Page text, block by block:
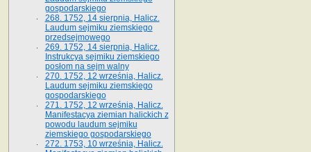
gospodarskiego
268. 1752, 14 sierpnia, Halicz.
Laudum sejmiku ziemskiego
przedsejmowego
269. 1752, 14 sierpnia, Halicz.
Instrukcya sejmiku ziemskiego
posłom na sejm walny
270. 1752, 12 września, Halicz.
Laudum sejmiku ziemskiego
gospodarskiego
271. 1752, 12 września, Halicz.
Manifestacya ziemian halickich z
powodu laudum sejmiku
ziemskiego gospodarskiego
272. 1753, 10 września, Halicz.